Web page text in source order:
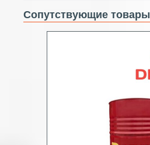
Сопутствующие товары